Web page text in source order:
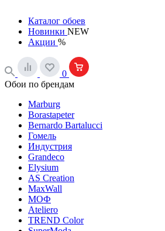
Каталог обоев
Новинки NEW
Акции %
0
Обои по брендам
Marburg
Borastapeter
Bernardo Bartalucci
Гомель
Индустрия
Grandeco
Elysium
AS Creation
MaxWall
МОФ
Ateliero
TREND Color